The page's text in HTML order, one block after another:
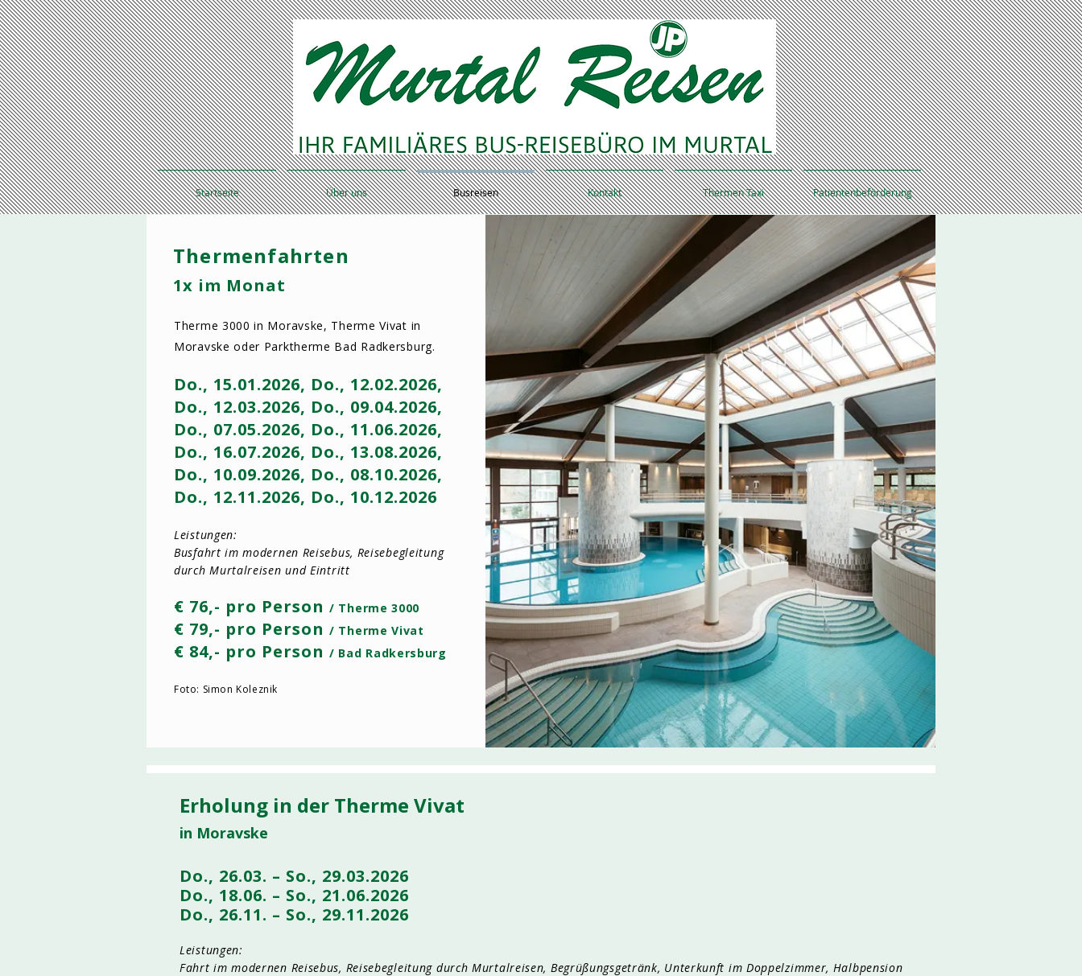
Startseite Über uns Busreisen Kontakt Thermen Taxi Patientenbeförderung
Thermenfahrten
1x im Monat
Therme 3000 in Moravske, Therme Vivat in
Moravske oder Parktherme Bad Radkersburg.
Do., 15.01.2026, Do., 12.02.2026,
Do., 12.03.2026, Do., 09.04.2026,
Do., 07.05.2026, Do., 11.06.2026,
Do., 16.07.2026, Do., 13.08.2026,
Do., 10.09.2026, Do., 08.10.2026,
Do., 12.11.2026, Do., 10.12.2026
Leistungen:
Busfahrt im modernen Reisebus, Reisebegleitung
durch Murtalreisen und Eintritt
€ 76,- pro Person / Therme 3000
€ 79,- pro Person / Therme Vivat
€ 84,- pro Person / Bad Radkersburg
Foto: Simon Koleznik
Erholung in der Therme Vivat
in Moravske
Do., 26.03. – So., 29.03.2026
Do., 18.06. – So., 21.06.2026
Do., 26.11. – So., 29.11.2026
Leistungen:
Fahrt im modernen Reisebus, Reisebegleitung durch Murtalreisen, Begrüßungsgetränk, Unterkunft im Doppelzimmer, Halbpension